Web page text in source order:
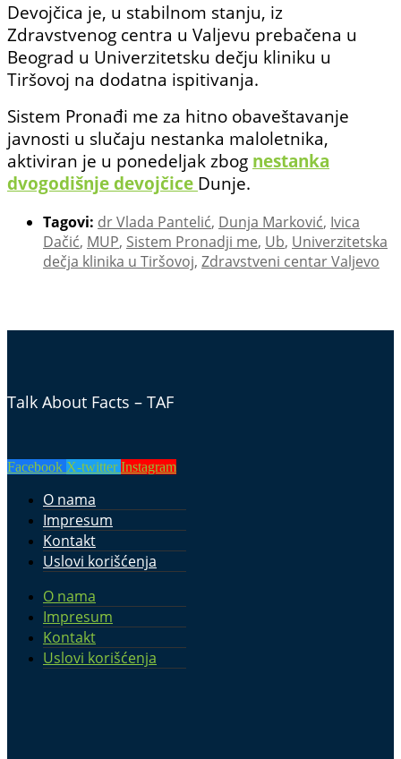
Devojčica je, u stabilnom stanju, iz
Zdravstvenog centra u Valjevu prebačena u
Beograd u Univerzitetsku dečju kliniku u
Tiršovoj na dodatna ispitivanja.
Sistem Pronađi me za hitno obaveštavanje
javnosti u slučaju nestanka maloletnika,
aktiviran je u ponedeljak zbog nestanka
dvogodišnje devojčice Dunje.
Tagovi: dr Vlada Pantelić, Dunja Marković, Ivica
Dačić, MUP, Sistem Pronadji me, Ub, Univerzitetska
dečja klinika u Tiršovoj, Zdravstveni centar Valjevo
Talk About Facts – TAF
Facebook X-twitter Instagram
O nama
Impresum
Kontakt
Uslovi korišćenja
O nama
Impresum
Kontakt
Uslovi korišćenja